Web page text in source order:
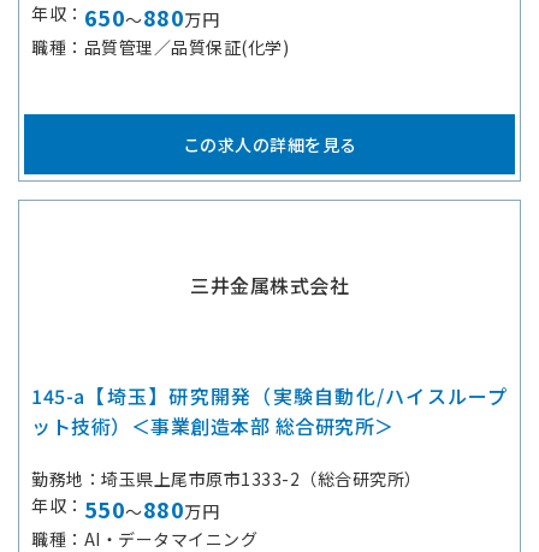
年収
650～880万円
職種
品質管理／品質保証(化学)
この求人の詳細を見る
三井金属株式会社
145-a【埼玉】研究開発（実験自動化/ハイスループ
ット技術）＜事業創造本部 総合研究所＞
勤務地
埼玉県上尾市原市1333-2（総合研究所）
年収
550～880万円
職種
AI・データマイニング